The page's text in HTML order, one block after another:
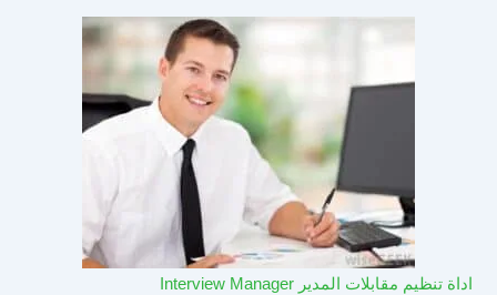
اداة تنظيم مقابلات المدير Interview Manager